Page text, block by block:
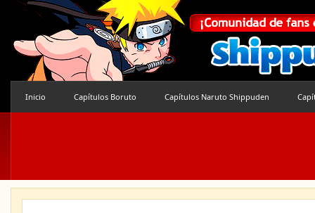
Inicio Capítulos Boruto Capítulos Naruto Shippuden